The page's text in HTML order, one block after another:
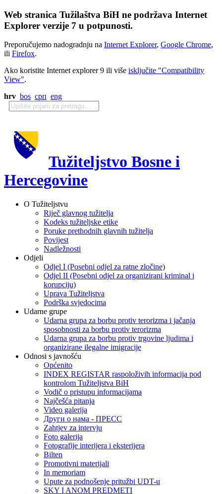
Web stranica Tužilaštva BiH ne podržava Internet
Explorer verzije 7 u potpunosti.
Preporučujemo nadogradnju na Internet Explorer, Google Chrome,
ili Firefox.
Ako koristite Internet explorer 9 ili više isključite "Compatibility
View".
hrv bos срп eng
Tužiteljstvo Bosne i
Hercegovine
O Tužiteljstvu
Riječ glavnog tužitelja
Kodeks tužiteljske etike
Poruke prethodnih glavnih tužitelja
Povijest
Nadležnosti
Odjeli
Odjel I (Posebni odjel za ratne zločine)
Odjel II (Posebni odjel za organizirani kriminal i
korupciju)
Uprava Tužiteljstva
Podrška svjedocima
Udarne grupe
Udarna grupa za borbu protiv terorizma i jačanja
sposobnosti za borbu protiv terorizma
Udarna grupa za borbu protiv trgovine ljudima i
organizirane ilegalne imigracije
Odnosi s javnošću
Općenito
INDEX REGISTAR raspoloživih informacija pod
kontrolom Tužiteljstva BiH
Vodič o pristupu informacijama
Najčešća pitanja
Video galerija
Други о нама - ПРЕСC
Zahtjev za intervju
Foto galerija
Fotografije interijera i eksterijera
Bilten
Promotivni materijali
In memoriam
Upute za podnošenje pritužbi UDT-u
SKY I ANOM PREDMETI